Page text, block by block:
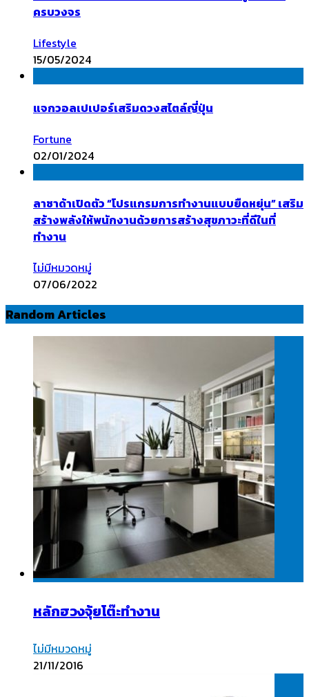
ครบวงจร
Lifestyle
15/05/2024
แจกวอลเปเปอร์เสริมดวงสไตล์ญี่ปุ่น
Fortune
02/01/2024
ลาซาด้าเปิดตัว “โปรแกรมการทำงานแบบยืดหยุ่น” เสริม
สร้างพลังให้พนักงานด้วยการสร้างสุขภาวะที่ดีในที่
ทำงาน
ไม่มีหมวดหมู่
07/06/2022
Random Articles
หลักฮวงจุ้ยโต๊ะทำงาน
ไม่มีหมวดหมู่
21/11/2016